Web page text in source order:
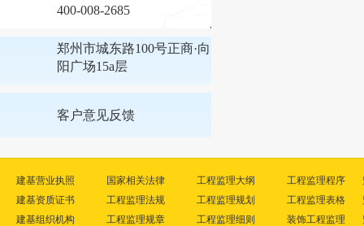
400-008-2685
郑州市城东路100号正商·向
阳广场15a层
客户意见反馈
建基营业执照
建基资质证书
建基组织机构
国家相关法律
工程监理法规
工程监理规章
工程监理大纲
工程监理规划
工程监理细则
工程监理程序
工程监理表格
装饰工程监理